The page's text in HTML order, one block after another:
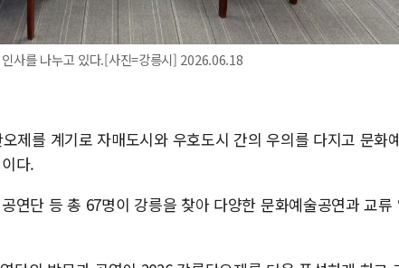
사를 나누고 있다.[사진=강릉시] 2026.06.18
제를 계기로 자매도시와 우호도시 간의 우의를 다지고 문화
다.
연단 등 총 67명이 강릉을 찾아 다양한 문화예술공연과 교류